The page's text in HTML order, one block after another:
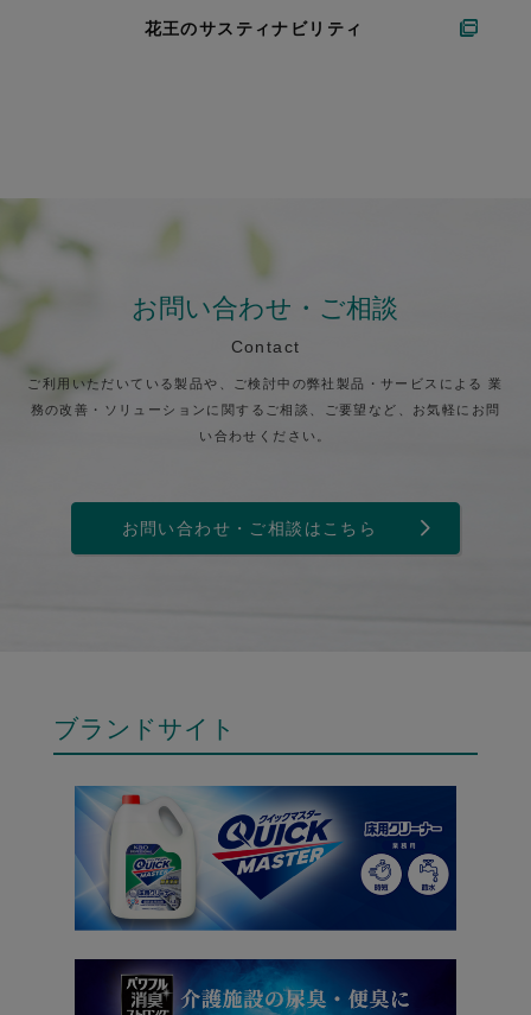
花王のサスティナビリティ
お問い合わせ・ご相談
Contact
ご利用いただいている製品や、ご検討中の弊社製品・サービスによる 業
務の改善・ソリューションに関するご相談、ご要望など、お気軽にお問
い合わせください。
お問い合わせ・ご相談はこちら
ブランドサイト